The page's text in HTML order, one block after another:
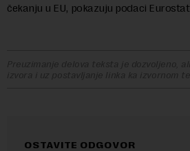
čekanju u EU, pokazuju podaci
Preuzimanje delova teksta je dozvoljeno,
izvora i uz postavljanje linka ka izvornom
OSTAVITE ODGOVOR